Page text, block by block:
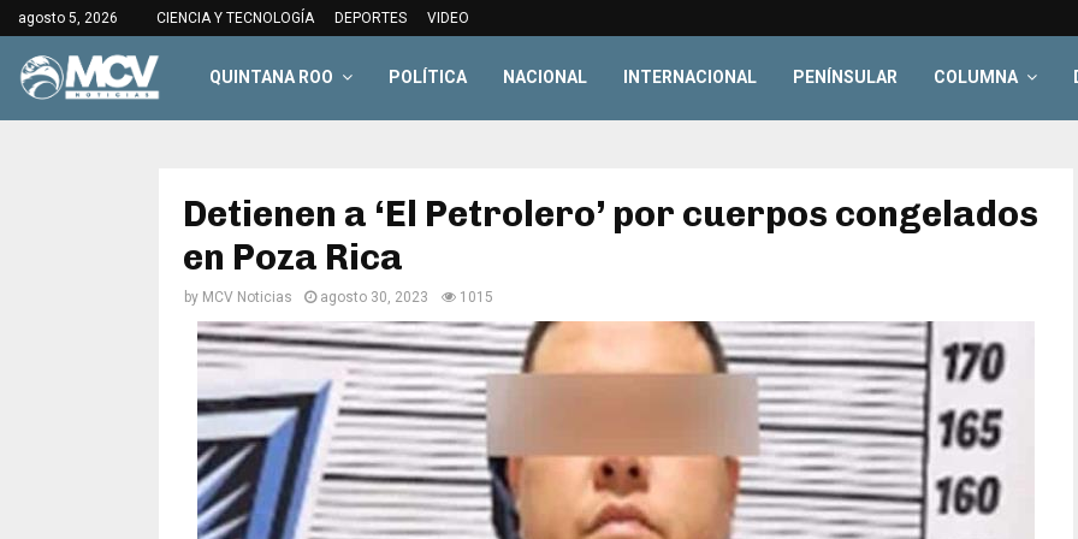
agosto 5, 2026 CIENCIA Y TECNOLOGÍA DEPORTES VIDEO
QUINTANA ROO POLÍTICA NACIONAL INTERNACIONAL PENÍNSULAR COLUMNA
Detienen a ‘El Petrolero’ por cuerpos congelados
en Poza Rica
by MCV Noticias agosto 30, 2023 1015